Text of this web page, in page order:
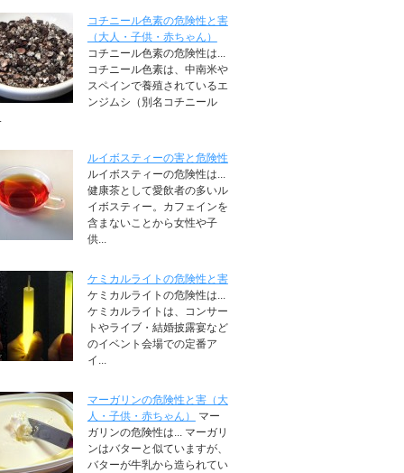
コチニール色素の危険性と害
（大人・子供・赤ちゃん）
コチニール色素の危険性は...
コチニール色素は、中南米や
スペインで養殖されているエ
ンジムシ（別名コチニール
ルイボスティーの害と危険性
ルイボスティーの危険性は...
健康茶として愛飲者の多いル
イボスティー。カフェインを
含まないことから女性や子
供...
ケミカルライトの危険性と害
ケミカルライトの危険性は...
ケミカルライトは、コンサー
トやライブ・結婚披露宴など
のイベント会場での定番ア
イ...
マーガリンの危険性と害（大
人・子供・赤ちゃん）
マー
ガリンの危険性は... マーガリ
ンはバターと似ていますが、
バターが牛乳から造られてい